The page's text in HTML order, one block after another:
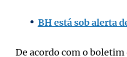
BH está sob alerta
De acordo com o